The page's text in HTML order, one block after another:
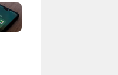
potichu vybíjí baterii